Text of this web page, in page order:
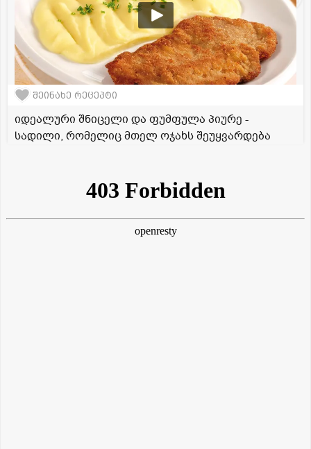
შეინახე რეცეპტი
იდეალური შნიცელი და ფუმფულა პიურე -
სადილი, რომელიც მთელ ოჯახს შეუყვარდება